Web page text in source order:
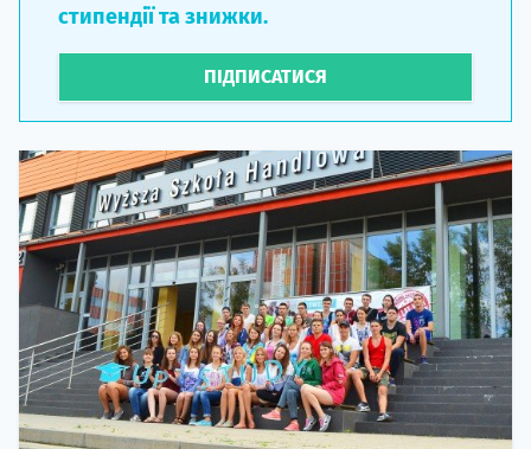
стипендії та знижки.
ПІДПИСАТИСЯ